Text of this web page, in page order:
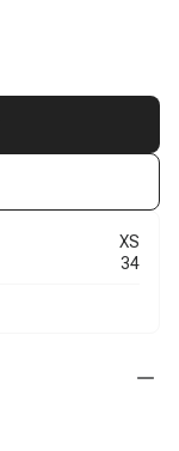
XS
34